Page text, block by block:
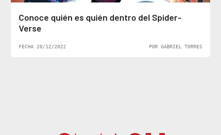
Conoce quién es quién dentro del Spider-
Verse
FECHA 20/12/2022 POR GABRIEL TORRES